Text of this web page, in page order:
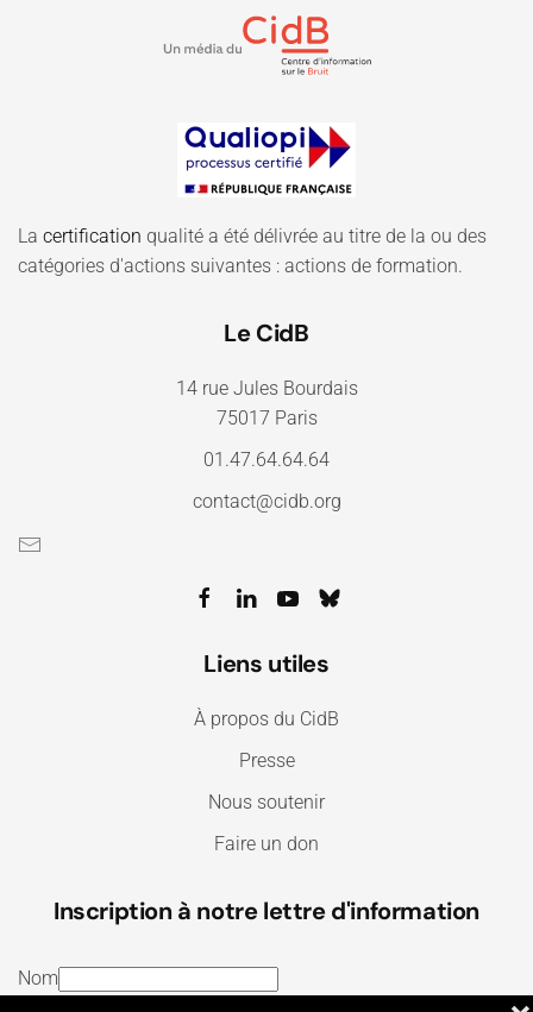
La certification qualité a été délivrée au titre de la ou des
catégories d'actions suivantes : actions de formation.
Le CidB
14 rue Jules Bourdais
75017 Paris
01.47.64.64.64
contact@cidb.org
Liens utiles
À propos du CidB
Presse
Nous soutenir
Faire un don
Inscription à notre lettre d'information
Nom